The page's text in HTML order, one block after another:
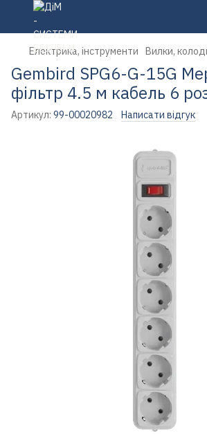
Електрика, інструменти Вилки,
Gembird SPG6-G-15G
фільтр 4.5 м кабель 6
Артикул: 99-00020982 Написати відгук